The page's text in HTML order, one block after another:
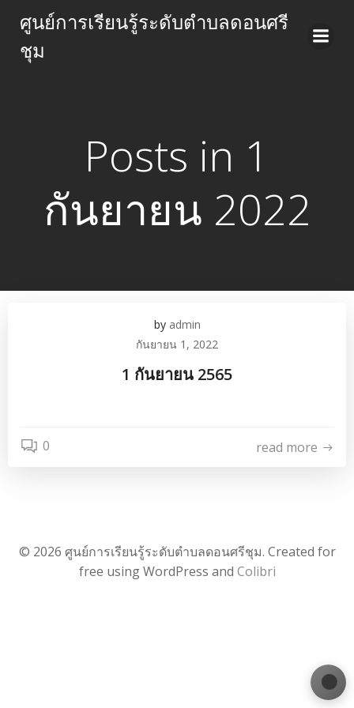
to
ศูนย์การเรียนรู้ระดับตำบลดอนศรี
ชุม
Posts in 1
กันยายน 2022
by admin
กันยายน 1, 2022
1 กันยายน 2565
0 read more
© 2026 ศูนย์การเรียนรู้ระดับตำบลดอนศรีชุม. Created for
free using WordPress and Colibri